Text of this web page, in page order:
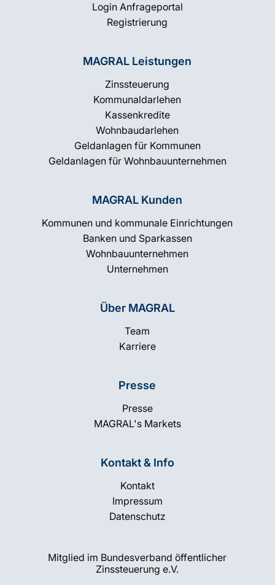
Login Anfrageportal
Registrierung
MAGRAL Leistungen
Zinssteuerung
Kommunaldarlehen
Kassenkredite
Wohnbaudarlehen
Geldanlagen für Kommunen
Geldanlagen für Wohnbauunternehmen
MAGRAL Kunden
Kommunen und kommunale Einrichtungen
Banken und Sparkassen
Wohnbauunternehmen
Unternehmen
Über MAGRAL
Team
Karriere
Presse
Presse
MAGRAL's Markets
Kontakt & Info
Kontakt
Impressum
Datenschutz
Mitglied im Bundesverband öffentlicher
Zinssteuerung e.V.